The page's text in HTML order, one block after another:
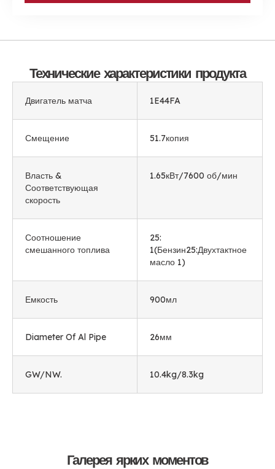
Технические характеристики продукта
Двигатель матча 1E44FA
Смещение 51.7копия
Власть &
Соответствующая
скорость
1.65кВт/7600 об/мин
Соотношение
смешанного топлива
25:
1(Бензин25:Двухтактное
масло 1)
Емкость 900мл
Diameter Of Al Pipe 26мм
GW/NW. 10.4kg/8.3kg
Галерея ярких моментов